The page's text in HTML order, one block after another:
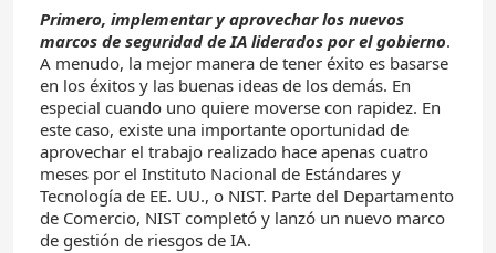
Primero, implementar y aprovechar los nuevos
marcos de seguridad de IA liderados por el gobierno.
A menudo, la mejor manera de tener éxito es basarse
en los éxitos y las buenas ideas de los demás. En
especial cuando uno quiere moverse con rapidez. En
este caso, existe una importante oportunidad de
aprovechar el trabajo realizado hace apenas cuatro
meses por el Instituto Nacional de Estándares y
Tecnología de EE. UU., o NIST. Parte del Departamento
de Comercio, NIST completó y lanzó un nuevo marco
de gestión de riesgos de IA.